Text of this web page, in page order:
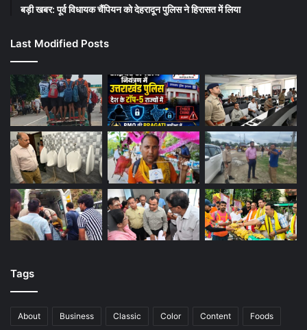
बड़ी खबर: पूर्व विधायक चैंपियन को देहरादून पुलिस ने हिरासत में लिया
Last Modified Posts
Tags
About Business Classic Color Content Foods